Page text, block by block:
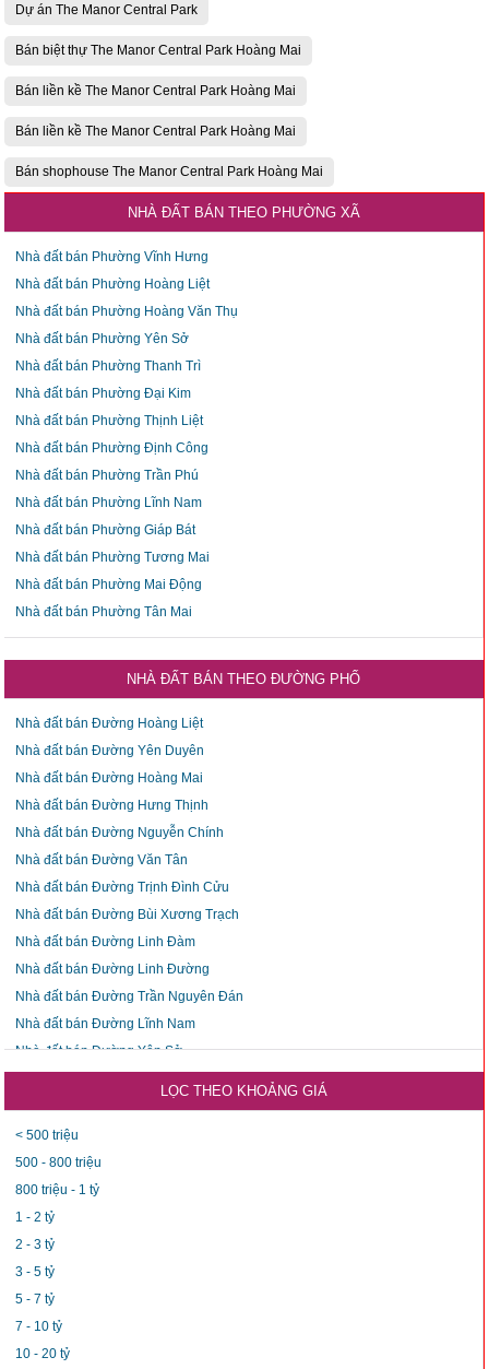
Dự án The Manor Central Park
Bán biệt thự The Manor Central Park Hoàng Mai
Bán liền kề The Manor Central Park Hoàng Mai
Bán liền kề The Manor Central Park Hoàng Mai
Bán shophouse The Manor Central Park Hoàng Mai
NHÀ ĐẤT BÁN THEO PHƯỜNG XÃ
Nhà đất bán Phường Vĩnh Hưng
Nhà đất bán Phường Hoàng Liệt
Nhà đất bán Phường Hoàng Văn Thụ
Nhà đất bán Phường Yên Sở
Nhà đất bán Phường Thanh Trì
Nhà đất bán Phường Đại Kim
Nhà đất bán Phường Thịnh Liệt
Nhà đất bán Phường Định Công
Nhà đất bán Phường Trần Phú
Nhà đất bán Phường Lĩnh Nam
Nhà đất bán Phường Giáp Bát
Nhà đất bán Phường Tương Mai
Nhà đất bán Phường Mai Động
Nhà đất bán Phường Tân Mai
NHÀ ĐẤT BÁN THEO ĐƯỜNG PHỐ
Nhà đất bán Đường Hoàng Liệt
Nhà đất bán Đường Yên Duyên
Nhà đất bán Đường Hoàng Mai
Nhà đất bán Đường Hưng Thịnh
Nhà đất bán Đường Nguyễn Chính
Nhà đất bán Đường Văn Tân
Nhà đất bán Đường Trịnh Đình Cửu
Nhà đất bán Đường Bùi Xương Trạch
Nhà đất bán Đường Linh Đàm
Nhà đất bán Đường Linh Đường
Nhà đất bán Đường Trần Nguyên Đán
Nhà đất bán Đường Lĩnh Nam
Nhà đất bán Đường Yên Sở
Nhà đất bán Đường Nguyễn Công Thái
Nhà đất bán Đường Lương Khánh Thiện
Nhà đất bán Đường Giải Phóng
Nhà đất bán Đường Nguyễn Hữu Thọ
Nhà đất bán Đường Tương Mai
Nhà đất bán Đường Bùi Huy Bích
Nhà đất bán Đường Đại Từ
Nhà đất bán Đường Ngọc Hồi
Nhà đất bán Đường Thanh Đàm
LỌC THEO KHOẢNG GIÁ
< 500 triệu
500 - 800 triệu
800 triệu - 1 tỷ
1 - 2 tỷ
2 - 3 tỷ
3 - 5 tỷ
5 - 7 tỷ
7 - 10 tỷ
10 - 20 tỷ